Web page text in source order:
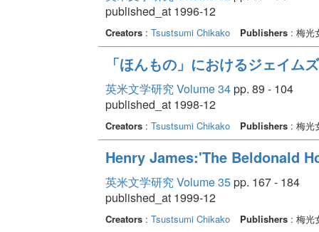
published_at 1996-12
Creators: Tsustsumi Chikako Publishers: 梅光
「ほんもの」におけるジェイム
英米文学研究 Volume 34pp. 89 - 104
published_at 1998-12
Creators: Tsustsumi Chikako Publishers: 梅光
Henry James:'The Beldonald
英米文学研究 Volume 35pp. 167 - 184
published_at 1999-12
Creators: Tsustsumi Chikako Publishers: 梅光